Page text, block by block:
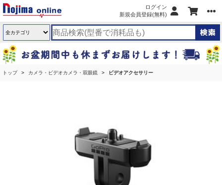
ログイン
新規会員登録(無料)
トップ カメラ・ビデオカメラ・双眼鏡 ビデオアクセサリー